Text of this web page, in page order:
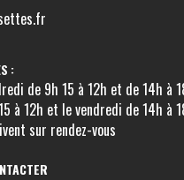
:
de 9h 15 à 12h et de 14h à
à 12h et le vendredi de 14h à
sur rendez-vous